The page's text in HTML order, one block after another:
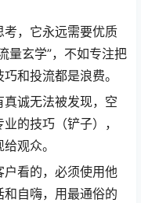
考，它永远需要优质
量玄学”，不如专注把
和投流都是浪费。
真诚无法被发现，空
的技巧（铲子），
观众。
户看的，必须使用他
自嗨，用最通俗的